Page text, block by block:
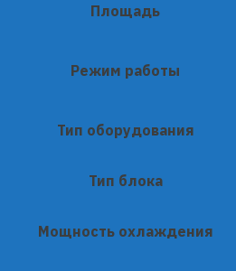
Площадь
Режим работы
Тип оборудования
Тип блока
Мощность охлаждения